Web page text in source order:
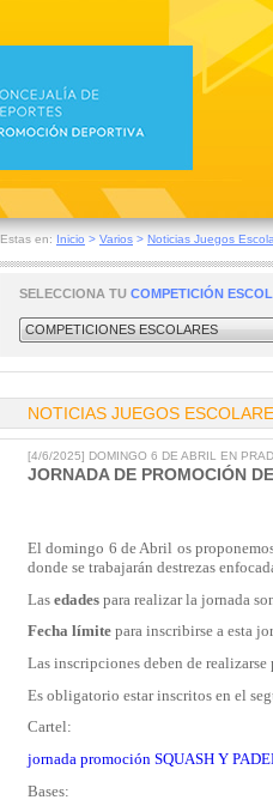
Estas en: Inicio > Varios > Noticias Juegos
SELECCIONA TU COMPETICIÓN
COMPETICIONES ESCOLARES
NOTICIAS JUEGOS
[4/6/2025] DOMINGO 6 DE ABRIL EN
JORNADA DE PROMOCIÓN
El domingo 6 de Abril os
donde se trabajarán destrezas
Las edades para realizar la jornada
Fecha límite para inscribirse a esta
Las inscripciones deben de
Es obligatorio estar inscritos en el
Cartel:
jornada promoción SQUASH Y
Bases: